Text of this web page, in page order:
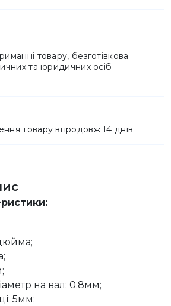
товару, безготівкова
та юридичних осіб
товару впродовж 14 днів
на вал: 0.8мм;
5мм;